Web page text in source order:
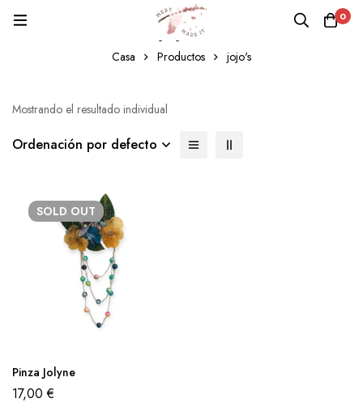
0
jojo's
Casa Productos jojo's
Mostrando el resultado individual
Ordenación por defecto
SOLD OUT
Pinza Jolyne
17,00€